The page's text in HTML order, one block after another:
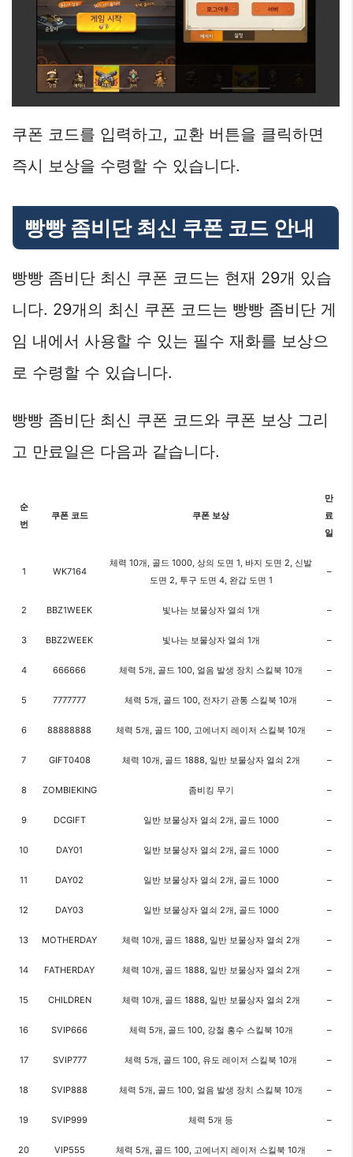
쿠폰 코드를 입력하고, 교환 버튼을 클릭하면
즉시 보상을 수령할 수 있습니다.
빵빵 좀비단 최신 쿠폰 코드 안내
빵빵 좀비단 최신 쿠폰 코드는 현재 29개 있습
니다. 29개의 최신 쿠폰 코드는 빵빵 좀비단 게
임 내에서 사용할 수 있는 필수 재화를 보상으
로 수령할 수 있습니다.
빵빵 좀비단 최신 쿠폰 코드와 쿠폰 보상 그리
고 만료일은 다음과 같습니다.
순
번
쿠폰 코드 쿠폰 보상
만
료
일
1 WK7164
체력 10개, 골드 1000, 상의 도면 1, 바지 도면 2, 신발
도면 2, 투구 도면 4, 완갑 도면 1
–
2 BBZ1WEEK 빛나는 보물상자 열쇠 1개 –
3 BBZ2WEEK 빛나는 보물상자 열쇠 1개 –
4 666666 체력 5개, 골드 100, 얼음 발생 장치 스킬북 10개 –
5 7777777 체력 5개, 골드 100, 전자기 관통 스킬북 10개 –
6 88888888 체력 5개, 골드 100, 고에너지 레이저 스킬북 10개 –
7 GIFT0408 체력 10개, 골드 1888, 일반 보물상자 열쇠 2개 –
8 ZOMBIEKING 좀비킹 무기 –
9 DCGIFT 일반 보물상자 열쇠 2개, 골드 1000 –
10 DAY01 일반 보물상자 열쇠 2개, 골드 1000 –
11 DAY02 일반 보물상자 열쇠 2개, 골드 1000 –
12 DAY03 일반 보물상자 열쇠 2개, 골드 1000 –
13 MOTHERDAY 체력 10개, 골드 1888, 일반 보물상자 열쇠 2개 –
14 FATHERDAY 체력 10개, 골드 1888, 일반 보물상자 열쇠 2개 –
15 CHILDREN 체력 10개, 골드 1888, 일반 보물상자 열쇠 2개 –
16 SVIP666 체력 5개, 골드 100, 강철 홍수 스킬북 10개 –
17 SVIP777 체력 5개, 골드 100, 유도 레이저 스킬북 10개 –
18 SVIP888 체력 5개, 골드 100, 얼음 발생 장치 스킬북 10개 –
19 SVIP999 체력 5개 등 –
20 VIP555 체력 5개, 골드 100, 고에너지 레이저 스킬북 10개 –